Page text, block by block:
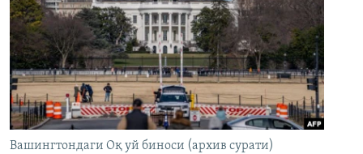
Вашингтондаги Оқ уй биноси (архив сурати)